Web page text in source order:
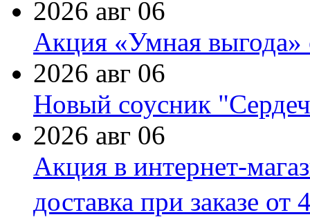
2026 авг 06
Акция «Умная выгода»
2026 авг 06
Новый соусник
2026 авг 06
Акция в интернет-
доставка при заказе от